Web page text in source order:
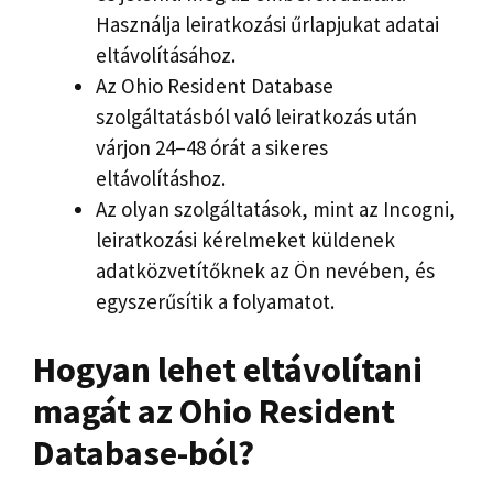
Használja leiratkozási űrlapjukat adatai
eltávolításához.
Az Ohio Resident Database
szolgáltatásból való leiratkozás után
várjon 24–48 órát a sikeres
eltávolításhoz.
Az olyan szolgáltatások, mint az Incogni,
leiratkozási kérelmeket küldenek
adatközvetítőknek az Ön nevében, és
egyszerűsítik a folyamatot.
Hogyan lehet eltávolítani
magát az Ohio Resident
Database-ból?